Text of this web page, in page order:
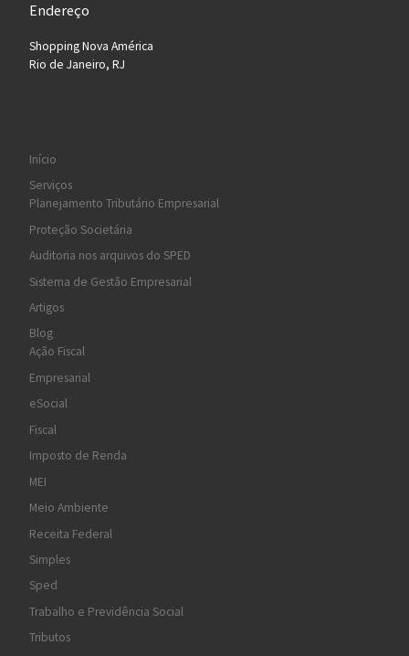
Endereço
Shopping Nova América
Rio de Janeiro, RJ
Início
Serviços
Planejamento Tributário Empresarial
Proteção Societária
Auditoria nos arquivos do SPED
Sistema de Gestão Empresarial
Artigos
Blog
Ação Fiscal
Empresarial
eSocial
Fiscal
Imposto de Renda
MEI
Meio Ambiente
Receita Federal
Simples
Sped
Trabalho e Previdência Social
Tributos